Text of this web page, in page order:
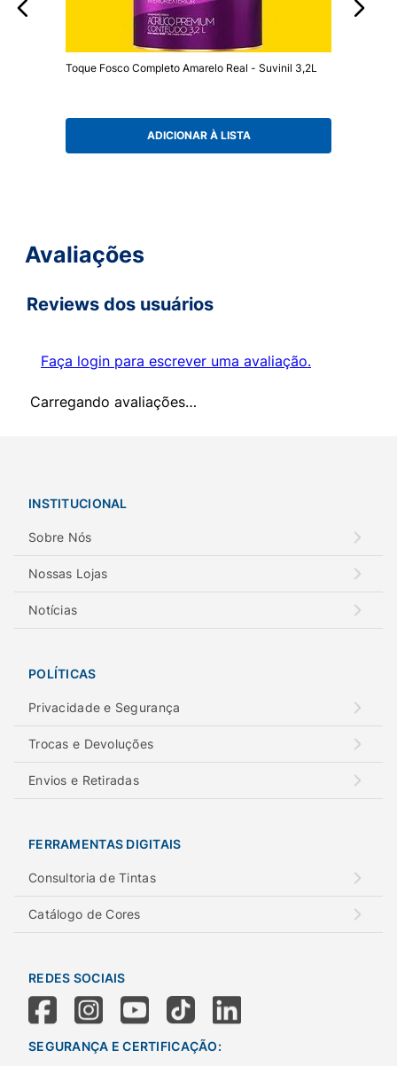
Toque Fosco Completo Amarelo Real - Suvinil 3,2L
ADICIONAR À LISTA
Avaliações
Reviews dos usuários
Faça login para escrever uma avaliação.
Carregando avaliações…
INSTITUCIONAL
Sobre Nós
Nossas Lojas
Notícias
POLÍTICAS
Privacidade e Segurança
Trocas e Devoluções
Envios e Retiradas
FERRAMENTAS DIGITAIS
Consultoria de Tintas
Catálogo de Cores
REDES SOCIAIS
SEGURANÇA E CERTIFICAÇÃO: